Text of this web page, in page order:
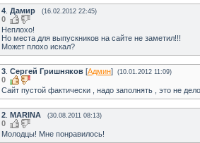
4 Дамир (16.02.2012 22:45)
0
Неплохо!
Но места для выпускников на сайте не заметил!!!
Может плохо искал?
3 Сергей Гришняков [Админ] (10.01.2012 11:09)
0
Сайт пустой фактически , надо заполнять , это не
2 MARINA (30.08.2011 08:13)
0
Молодцы! Мне понравилось!